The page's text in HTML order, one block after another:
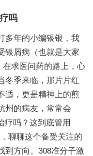
吗
多年的小编银银，我
银屑病（也就是大家
在求医问药的路上，心
冬季来临，那片片红
适，更是精神上的煎
州的病友，常常会
疗吗？这到底管用
聊聊这个备受关注的
到方向。308准分子激